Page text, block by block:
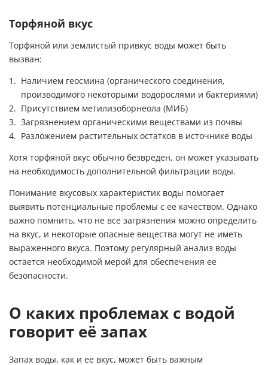
Торфяной вкус
Торфяной или землистый привкус воды может быть
вызван:
Наличием геосмина (органического соединения,
производимого некоторыми водорослями и бактериями)
Присутствием метилизоборнеола (МИБ)
Загрязнением органическими веществами из почвы
Разложением растительных остатков в источнике воды
Хотя торфяной вкус обычно безвреден, он может указывать
на необходимость дополнительной фильтрации воды.
Понимание вкусовых характеристик воды помогает
выявить потенциальные проблемы с ее качеством. Однако
важно помнить, что не все загрязнения можно определить
на вкус, и некоторые опасные вещества могут не иметь
выраженного вкуса. Поэтому регулярный анализ воды
остается необходимой мерой для обеспечения ее
безопасности.
О каких проблемах с водой
говорит её запах
Запах воды, как и ее вкус, может быть важным